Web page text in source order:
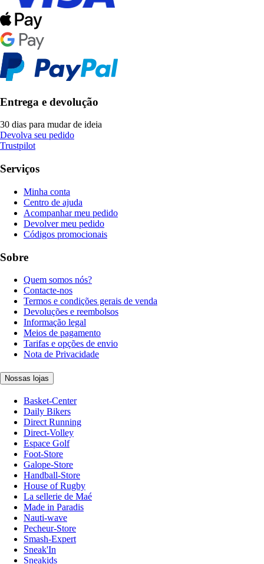
Entrega e devolução
30 dias para mudar de ideia
Devolva seu pedido
Trustpilot
Serviços
Minha conta
Centro de ajuda
Acompanhar meu pedido
Devolver meu pedido
Códigos promocionais
Sobre
Quem somos nós?
Contacte-nos
Termos e condições gerais de venda
Devoluções e reembolsos
Informação legal
Meios de pagamento
Tarifas e opções de envio
Nota de Privacidade
Nossas lojas
Basket-Center
Daily Bikers
Direct Running
Direct-Volley
Espace Golf
Foot-Store
Galope-Store
Handball-Store
House of Rugby
La sellerie de Maé
Made in Paradis
Nauti-wave
Pecheur-Store
Smash-Expert
Sneak'In
Sneakids